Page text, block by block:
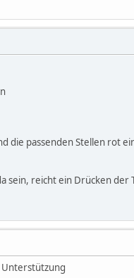
die passenden Stellen
reicht ein Drücken der
Unterstützung